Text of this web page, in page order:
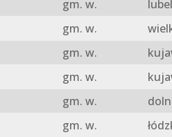
gm. w.
gm. w.
gm. w.
gm. w.
gm. w.
gm. w.